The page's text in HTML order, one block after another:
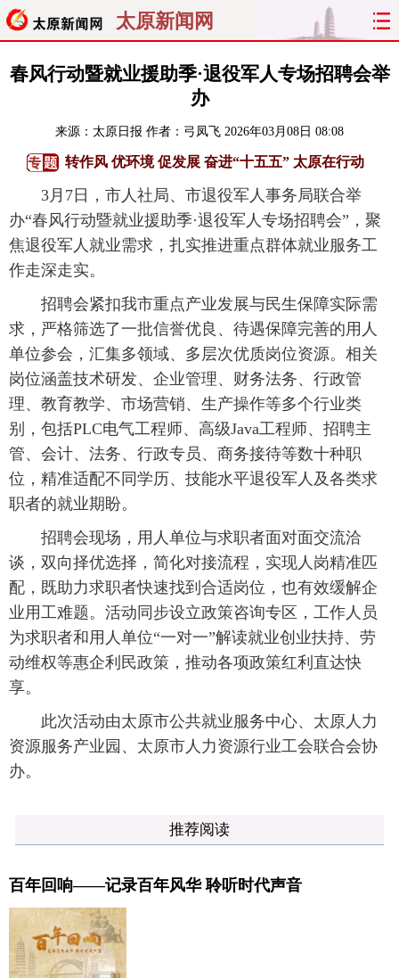
太原新闻网
首页 聚焦 太原 山西
纵横 曝光 综合 专题
旅游 理财 政务 教育
看天下 晋月读 最太原 网罗民生
太原日报 太原晚报 热评 社区
春风行动暨就业援助季·退役军人专场招聘会举
办
来源： 太原日报 作者：弓凤飞 2026年03月08日 08:08
转作风 优环境 促发展 奋进“十五五” 太原在行动
3月7日，市人社局、市退役军人事务局联合举
办“春风行动暨就业援助季·退役军人专场招聘会”，聚
焦退役军人就业需求，扎实推进重点群体就业服务工
作走深走实。
招聘会紧扣我市重点产业发展与民生保障实际需
求，严格筛选了一批信誉优良、待遇保障完善的用人
单位参会，汇集多领域、多层次优质岗位资源。相关
岗位涵盖技术研发、企业管理、财务法务、行政管
理、教育教学、市场营销、生产操作等多个行业类
别，包括PLC电气工程师、高级Java工程师、招聘主
管、会计、法务、行政专员、商务接待等数十种职
位，精准适配不同学历、技能水平退役军人及各类求
职者的就业期盼。
招聘会现场，用人单位与求职者面对面交流洽
谈，双向择优选择，简化对接流程，实现人岗精准匹
配，既助力求职者快速找到合适岗位，也有效缓解企
业用工难题。活动同步设立政策咨询专区，工作人员
为求职者和用人单位“一对一”解读就业创业扶持、劳
动维权等惠企利民政策，推动各项政策红利直达快
享。
此次活动由太原市公共就业服务中心、太原人力
资源服务产业园、太原市人力资源行业工会联合会协
办。
推荐阅读
百年回响——记录百年风华 聆听时代声音